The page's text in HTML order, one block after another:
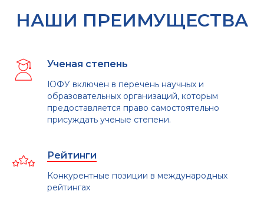
НАШИ ПРЕИМУЩЕСТВА
Ученая степень
ЮФУ включен в перечень научных и
образовательных организаций, которым
предоставляется право самостоятельно
присуждать ученые степени.
Рейтинги
Конкурентные позиции в международных
рейтингах